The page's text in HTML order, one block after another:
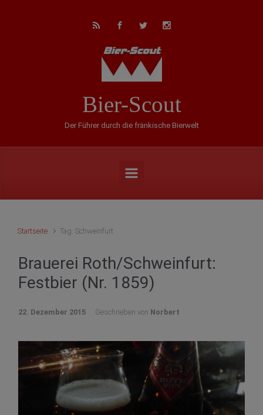
Bier-Scout
Der Führer durch die fränkische Bierwelt
Startseite Tag: Schweinfurt
Brauerei Roth/Schweinfurt:
Festbier (Nr. 1859)
22. Dezember 2015 Geschrieben von Norbert